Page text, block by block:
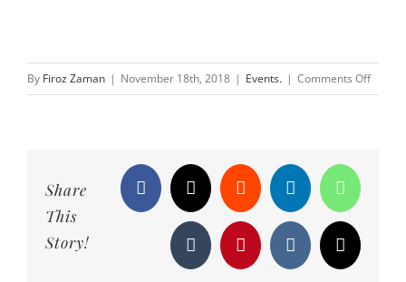
By Firoz Zaman | November 18th, 2018 | Events. | Comments Offon
যুক্তির
Share
This
Story!
Facebook
X Reddit LinkedIn
TumblrPinterestVk Email